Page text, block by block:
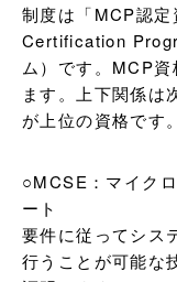
制度は「MCP認
Certification
ム）です。MCP
ます。上下関係は
が上位の資格です。
○MCSE：マイク
ート
要件に従ってシス
行うことが可能な